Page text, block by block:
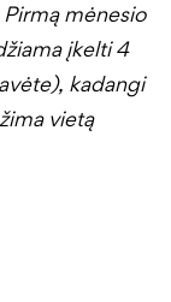
mėnesio
įkelti 4
kadangi
vietą